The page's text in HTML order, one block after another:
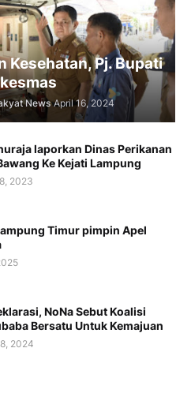
Kesehatan, Pj. Bupati
News April 16, 2024
laporkan Dinas Perikanan
Ke Kejati Lampung
2023
Timur pimpin Apel
NoNa Sebut Koalisi
Bersatu Untuk Kemajuan
2024